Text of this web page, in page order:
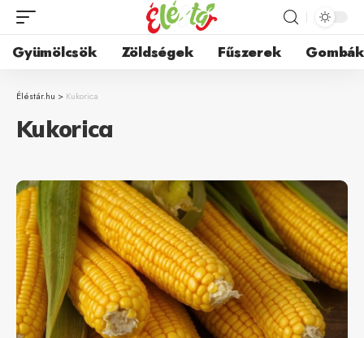
Gyümölcsök Zöldségek Fűszerek Gombák
Éléstár.hu > Kukorica
Kukorica